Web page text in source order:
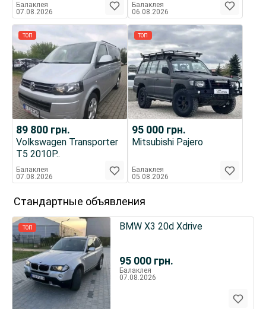
Балаклея
07.08.2026
Балаклея
06.08.2026
ТОП
89 800 грн.
Volkswagen Transporter
T5 2010Р..
Балаклея
07.08.2026
ТОП
95 000 грн.
Mitsubishi Pajero
Балаклея
05.08.2026
Стандартные объявления
ТОП
95 000 грн.
BMW X3 20d Xdrive
Балаклея
07.08.2026